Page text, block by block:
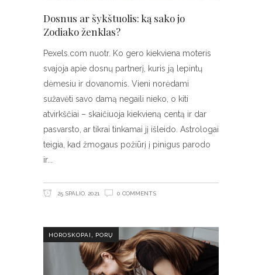
Dosnus ar šykštuolis: ką sako jo
Zodiako ženklas?
Pexels.com nuotr. Ko gero kiekviena moteris
svajoja apie dosnų partnerį, kuris ją lepintų
dėmesiu ir dovanomis. Vieni norėdami
sužavėti savo damą negaili nieko, o kiti
atvirkščiai – skaičiuoja kiekvieną centą ir dar
pasvarsto, ar tikrai tinkamai jį išleido. Astrologai
teigia, kad žmogaus požiūrį į pinigus parodo
ir
25 SPALIO, 2021 0 COMMENTS
HOROSKOPAI , PORŲ